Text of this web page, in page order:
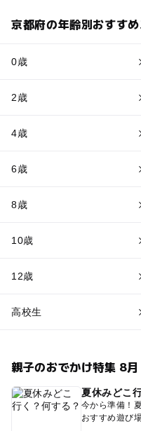
京都府の年齢別おすす
0歳
2歳
4歳
6歳
8歳
10歳
12歳
高校生
親子のおでかけ特集 8月
夏休みどこ
今から準備！
おすすめ遊び